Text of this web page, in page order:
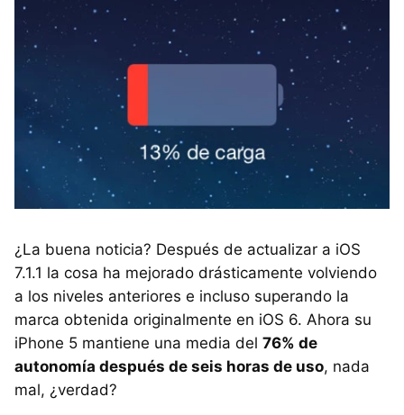
¿La buena noticia? Después de actualizar a iOS
7.1.1 la cosa ha mejorado drásticamente volviendo
a los niveles anteriores e incluso superando la
marca obtenida originalmente en iOS 6. Ahora su
iPhone 5 mantiene una media del 76% de
autonomía después de seis horas de uso, nada
mal, ¿verdad?